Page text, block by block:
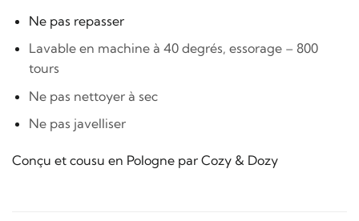
Ne pas repasser
Lavable en machine à 40 degrés, essorage – 800
tours
Ne pas nettoyer à sec
Ne pas javelliser
Conçu et cousu en Pologne par Cozy & Dozy